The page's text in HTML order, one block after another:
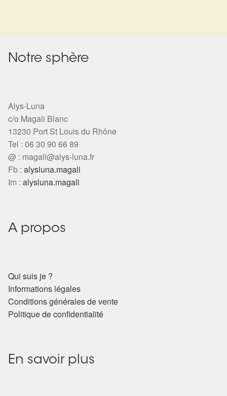
La roue de l’année
Mon compte
Validation de la commande
Détails du compte
Panier
Notre sphère
Alys-Luna
c/o Magali Blanc
13230 Port St Louis du Rhône
Tel : 06 30 90 66 89
@ : magali@alys-luna.fr
Fb : alysluna.magali
Im : alysluna.magali
A propos
Qui suis je ?
Informations légales
Conditions générales de vente
Politique de confidentialité
En savoir plus